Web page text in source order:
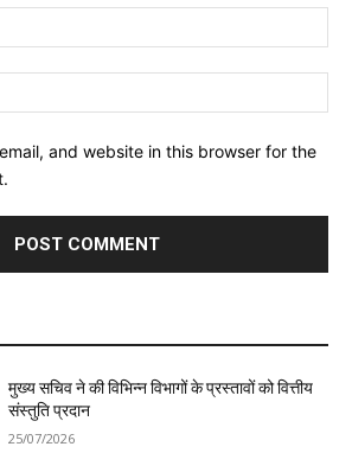
and website in this browser for the
मुख्य सचिव ने की विभिन्न विभागों के प्रस्तावों को वित्तीय
संस्तुति प्रदान
25/07/2026